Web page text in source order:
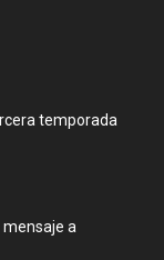
temporada
mensaje a